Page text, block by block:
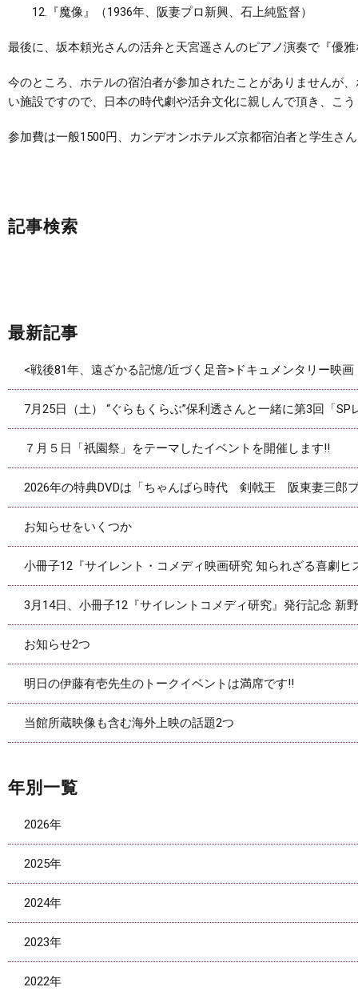
12.『魔像』（1936年、阪妻プロ新興、石上純監督）
最後に、坂本頼光さんの活弁と天宮遥さんのピアノ演奏で『優
今のところ、ホテルの宿泊者が参加されたことがありませんが
い施設ですので、日本の時代劇や活弁文化に親しんで頂き、こ
参加費は一般1500円、カンデオンホテルズ京都宿泊者と学生さ
記事検索
最新記事
<戦後81年、遠ざかる記憶/近づく足音>ドキュメンタリー映
7月25日（土） “ぐらもくらぶ”保利透さんと一緒に第3回「
７月５日「祇園祭」をテーマしたイベントを開催します‼
2026年の特典DVDは「ちゃんばら時代 剣戟王 阪東妻三郎
お知らせをいくつか
小冊子12『サイレント・コメディ映画研究 知られざる喜劇
3月14日、小冊子12『サイレントコメディ研究』発行記念 新
お知らせ2つ
明日の伊藤有壱先生のトークイベントは満席です‼
当館所蔵映像も含む海外上映の話題2つ
年別一覧
2026年
2025年
2024年
2023年
2022年